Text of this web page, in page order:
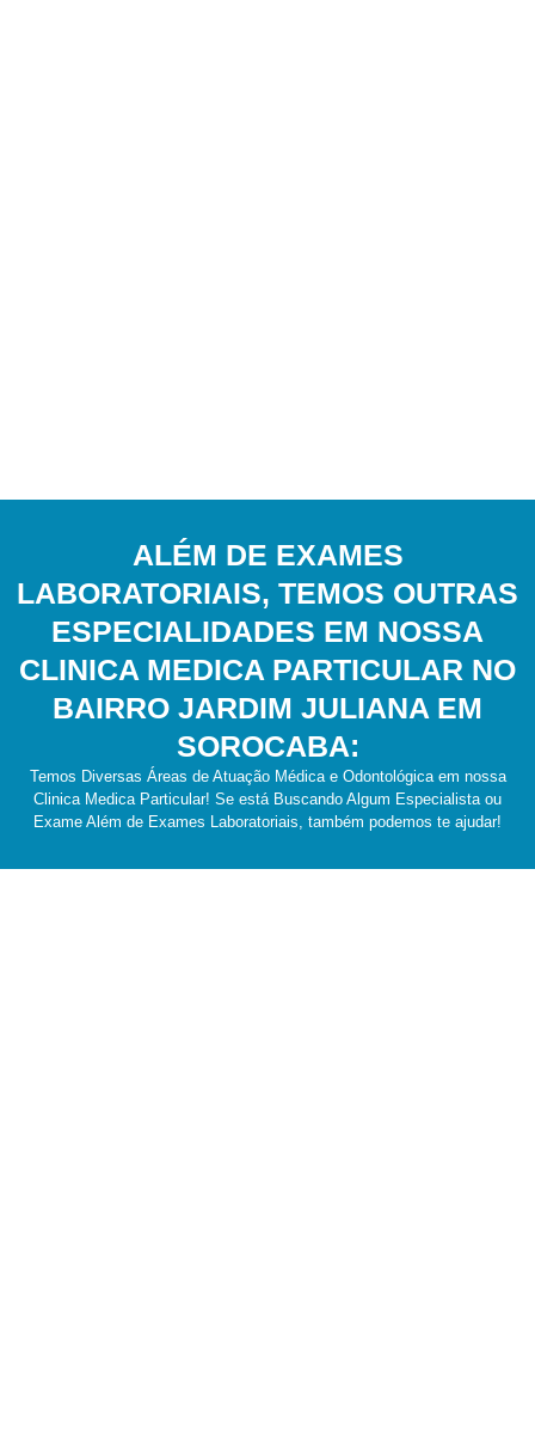
ALÉM DE EXAMES
LABORATORIAIS, TEMOS OUTRAS
ESPECIALIDADES EM NOSSA
CLINICA MEDICA PARTICULAR NO
BAIRRO JARDIM JULIANA EM
SOROCABA:
Temos Diversas Áreas de Atuação Médica e Odontológica em nossa
Clinica Medica Particular! Se está Buscando Algum Especialista ou
Exame Além de Exames Laboratoriais, também podemos te ajudar!